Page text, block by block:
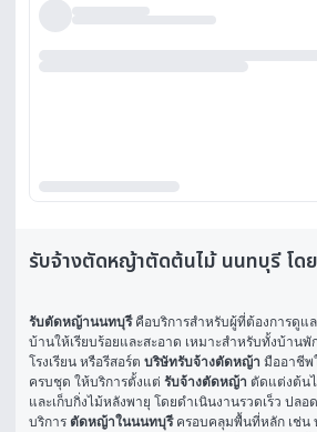
รับจ้างตัดหญ้าตัดต้นไม้ นนทบุรี โด
รับตัดหญ้านนทบุรี คือบริการสำหรับผู้ที่ต้องการดูแ
บ้านให้เรียบร้อยและสะอาด เหมาะสำหรับทั้งบ้าน
โรงเรียน หรือรีสอร์ต บริษัทรับจ้างตัดหญ้า มืออาชีพ
ครบชุด ให้บริการตั้งแต่ รับจ้างตัดหญ้า ตัดแต่งต้น
และเก็บกิ่งไม้หลังพายุ โดยดำเนินงานรวดเร็ว ปล
บริการ ตัดหญ้าในนนทบุรี ครอบคลุมพื้นที่หลัก เช่น